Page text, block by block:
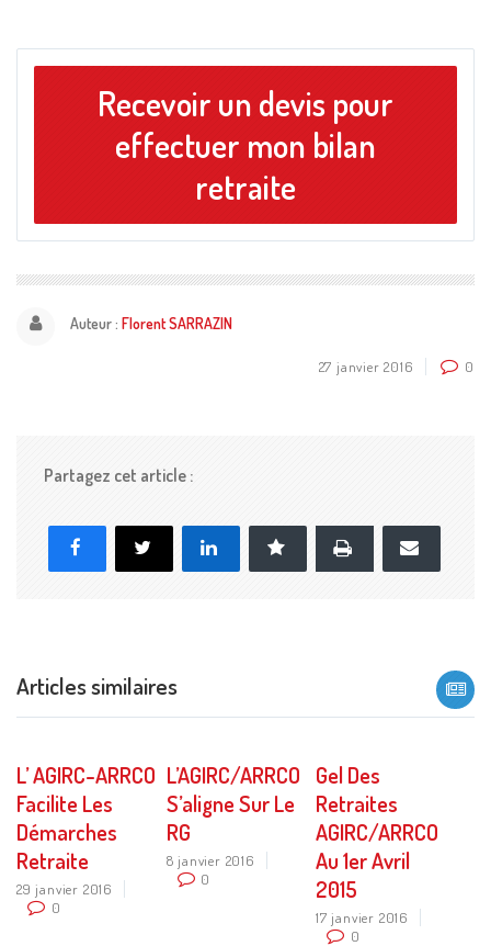
Recevoir un devis pour
effectuer mon bilan
retraite
Auteur : Florent SARRAZIN
27 janvier 2016 0
Partagez cet article :
Facebook LinkedIn Marque-page
Imprimer
mail
Articles similaires
L’ AGIRC-ARRCO
Facilite Les
Démarches
Retraite
29 janvier 2016
0
L’AGIRC/ARRCO
S’aligne Sur Le
RG
8 janvier 2016
0
Gel Des
Retraites
AGIRC/ARRCO
Au 1er Avril
2015
17 janvier 2016
0